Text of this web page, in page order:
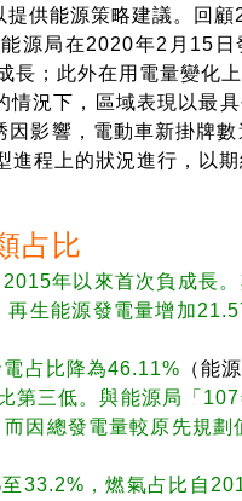
能源策略建議。回顧
源局在2020年2月15日
；此外在用電量變化
況下，區域表現以最
影響，電動車新掛牌
程上的狀況進行，以期
占比
年以來首次負成長
生能源發電量增加
占比降為46.11% （能
三低。與能源局「
因總發電量較原先規
33.2%，燃氣占比自